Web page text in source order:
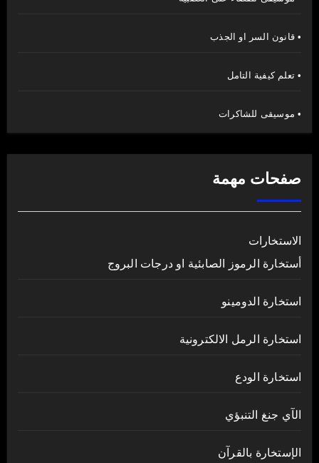
• قانون السر او الجذب
• تعلم كيفية التامل
• موسيقى للشاكرات
صفحات مهمة
الاستخارات
أستخارة الرموز الصابئية او درجات البروج
استخارة الدومينو
استخارة الرمل الالكترونية
استخارة الودع
الآي جنغ التنبؤي
الإستخارة بالقرآن